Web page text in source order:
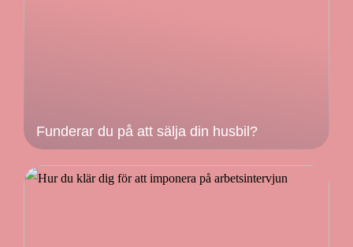
Funderar du på att sälja din husbil?